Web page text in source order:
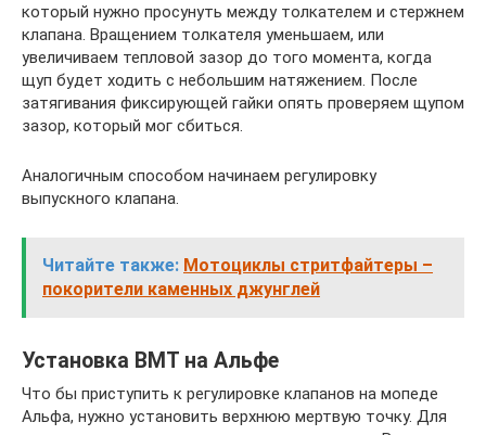
который нужно просунуть между толкателем и стержнем
клапана. Вращением толкателя уменьшаем, или
увеличиваем тепловой зазор до того момента, когда
щуп будет ходить с небольшим натяжением. После
затягивания фиксирующей гайки опять проверяем щупом
зазор, который мог сбиться.
Аналогичным способом начинаем регулировку
выпускного клапана.
Читайте также: Мотоциклы стритфайтеры –
покорители каменных джунглей
Установка ВМТ на Альфе
Что бы приступить к регулировке клапанов на мопеде
Альфа, нужно установить верхнюю мертвую точку. Для